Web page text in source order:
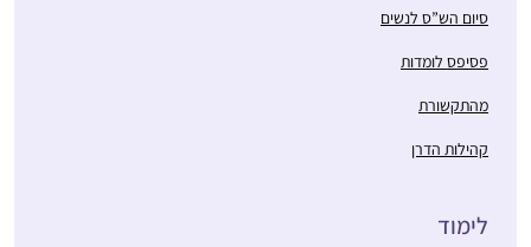
סיום הש”ס לנשים
פסיפס לומדות
מהתקשורת
קהילות הדרן
לימוד